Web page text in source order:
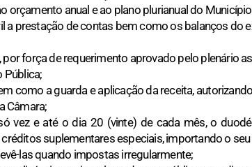
orçamento anual e ao plano plurianual do
a prestação de contas bem como os balanços do
por força de requerimento aprovado pelo plenário
Pública;
como a guarda e aplicação da receita,
Câmara;
vez e até o dia 20 (vinte) de cada mês, o
suplementares especiais, importando o
las quando impostas irregularmente;